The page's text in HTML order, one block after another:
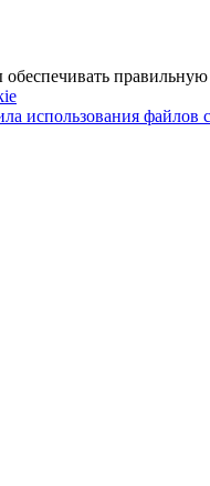
правильную
использования файлов